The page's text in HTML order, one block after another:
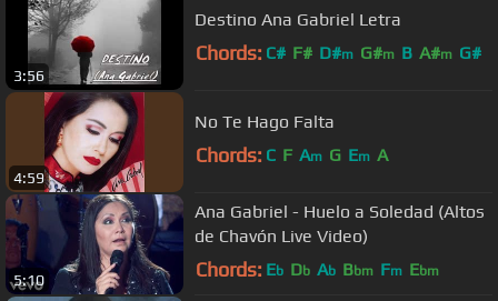
3:56
Destino Ana Gabriel Letra
Chords: C# F# D#m G#m B A#m G#
4:59
No Te Hago Falta
Chords: C F Am G Em A
5:10
Ana Gabriel - Huelo a Soledad (Altos
de Chavón Live Video)
Chords: Eb Db Ab Bbm Fm Ebm